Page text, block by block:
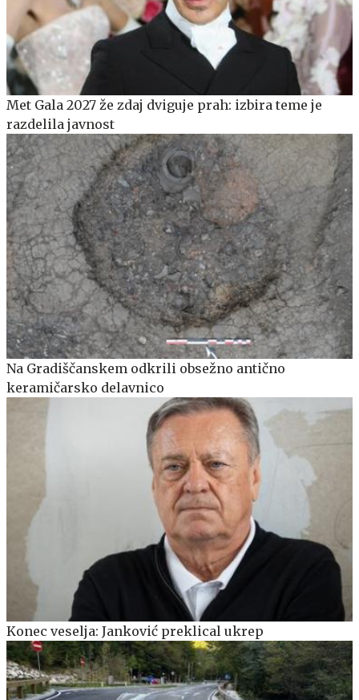
Met Gala 2027 že zdaj dviguje prah: izbira teme je
razdelila javnost
Na Gradiščanskem odkrili obsežno antično
keramičarsko delavnico
Konec veselja: Janković preklical ukrep